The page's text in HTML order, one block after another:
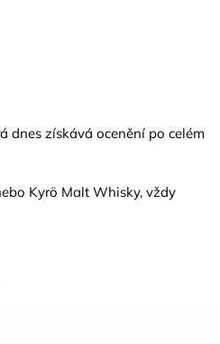
dnes získává ocenění po celém
Kyrö Malt Whisky, vždy